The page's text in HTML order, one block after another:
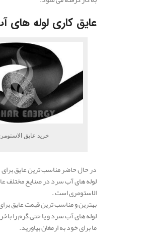
عایق کاری لوله های
خرید عایق
در حال حاضر مناسب ترین عایق برای
لوله های آب سرد در صنایع مختلف
الاستومری است .
بهترین و مناسب ترین قیمت عایق
لوله های آب سرد و یا حتی گرم را
ما برای خود به ارمغان بیاورید.